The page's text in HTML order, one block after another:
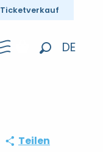
DE
Ticketverkauf
Teilen